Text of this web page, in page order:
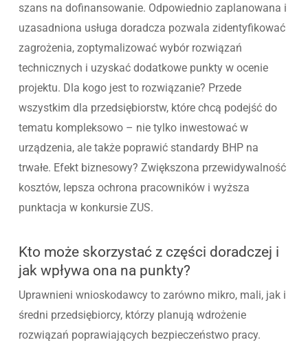
szans na dofinansowanie. Odpowiednio zaplanowana i
uzasadniona usługa doradcza pozwala zidentyfikować
zagrożenia, zoptymalizować wybór rozwiązań
technicznych i uzyskać dodatkowe punkty w ocenie
projektu. Dla kogo jest to rozwiązanie? Przede
wszystkim dla przedsiębiorstw, które chcą podejść do
tematu kompleksowo – nie tylko inwestować w
urządzenia, ale także poprawić standardy BHP na
trwałe. Efekt biznesowy? Zwiększona przewidywalność
kosztów, lepsza ochrona pracowników i wyższa
punktacja w konkursie ZUS.
Kto może skorzystać z części doradczej i
jak wpływa ona na punkty?
Uprawnieni wnioskodawcy to zarówno mikro, mali, jak i
średni przedsiębiorcy, którzy planują wdrożenie
rozwiązań poprawiających bezpieczeństwo pracy.